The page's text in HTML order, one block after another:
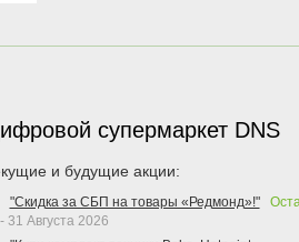
супермаркет DNS
и будущие акции:
"Скидка за СБП на товары «Редмонд»!"
31 Августа 2026